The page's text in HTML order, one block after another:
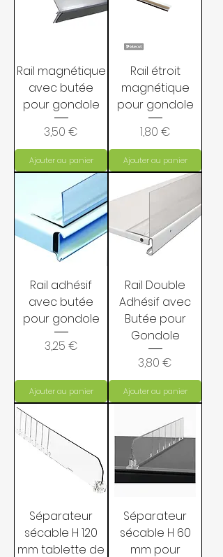
Rail magnétique
avec butée
pour gondole
Prix
3,50 €
Ajouter au panier
Rail étroit
magnétique
pour gondole
Prix
1,80 €
Ajouter au panier
Rail adhésif
avec butée
pour gondole
Prix
3,25 €
Ajouter au panier
Rail Double
Adhésif avec
Butée pour
Gondole
Prix
3,80 €
Ajouter au panier
Séparateur
sécable H 120
mm tablette de
Séparateur
sécable H 60
mm pour